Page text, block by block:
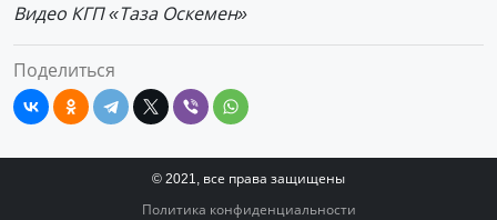
Видео КГП «Таза Оскемен»
Поделиться
© 2021, все права защищены
Политика конфиденциальности